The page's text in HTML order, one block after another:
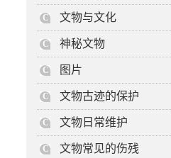
C 文物与文化
C 神秘文物
C 图片
C 文物古迹的保护
C 文物日常维护
C 文物常见的伤残